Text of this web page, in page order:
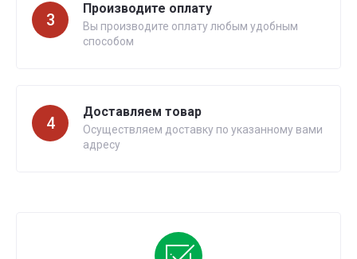
3
Производите оплату
Вы производите оплату любым удобным
способом
4
Доставляем товар
Осуществляем доставку по указанному вами
адресу